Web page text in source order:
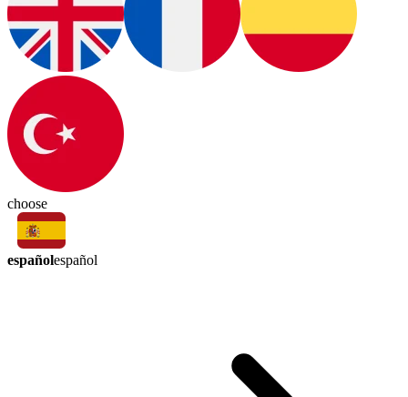
choose
españolespañol